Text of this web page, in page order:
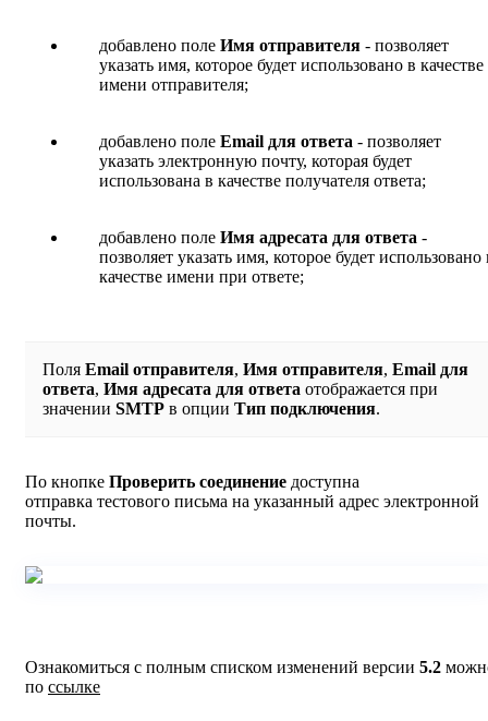
добавлено поле Имя отправителя - позволяет
указать имя, которое будет использовано в качестве
имени отправителя;
добавлено поле Email для ответа - позволяет
указать электронную почту, которая будет
использована в качестве получателя ответа;
добавлено поле Имя адресата для ответа -
позволяет указать имя, которое будет использовано
качестве имени при ответе;
Поля Email отправителя, Имя отправителя, Email для
ответа, Имя адресата для ответа отображается при
значении SMTP в опции Тип подключения.
По кнопке Проверить соединение доступна
отправка тестового письма на указанный адрес электронной
почты.
Ознакомиться с полным списком изменений версии 5.2
по ссылке